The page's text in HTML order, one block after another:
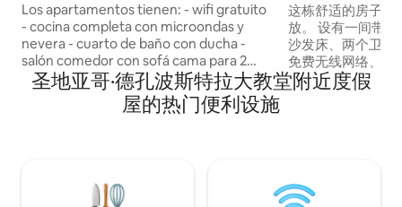
Orange……
Los apartamentos tienen: - wifi gratuito
- cocina completa con microondas y
nevera - cuarto de baño con ducha -
salón comedor con sofá cama para 2
personas y - terraza con 2 sillas y mesa
Recordamos que las mascotas no
pueden quedarse solas en el
这栋舒适的房子采
放。 设有一间带2
沙发床、两个卫生
免费无线网络、暖
视。 该地块设有
的花园。 La Casa de la Pradera位于加利
圣地亚哥·德孔波斯特拉大教堂附近度假
屋的热门便利设施